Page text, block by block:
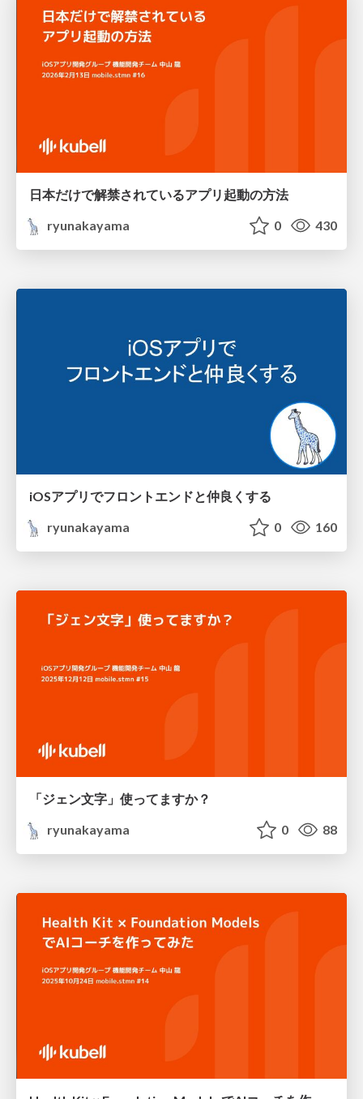
日本だけで解禁されているアプリ起動の方法
ryunakayama
0 430
iOSアプリでフロントエンドと仲良くする
ryunakayama
0 160
「ジェン文字」使ってますか？
ryunakayama
0 88